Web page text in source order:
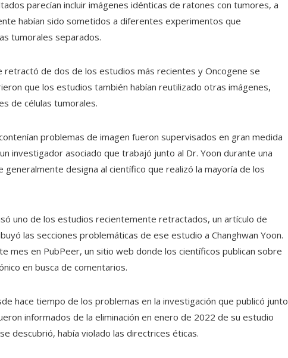
parecían incluir imágenes idénticas de ratones con tumores, a
habían sido sometidos a diferentes experimentos que
tumorales separados.
retractó de dos de los estudios más recientes y Oncogene se
que los estudios también habían reutilizado otras imágenes,
de células tumorales.
problemas de imagen fueron supervisados ​​en gran medida
investigador asociado que trabajó junto al Dr. Yoon durante una
designa al científico que realizó la mayoría de los
uno de los estudios recientemente retractados, un artículo de
las secciones problemáticas de ese estudio a Changhwan Yoon.
mes en PubPeer, un sitio web donde los científicos publican sobre
en busca de comentarios.
hace tiempo de los problemas en la investigación que publicó junto
informados de la eliminación en enero de 2022 de su estudio
descubrió, había violado las directrices éticas.